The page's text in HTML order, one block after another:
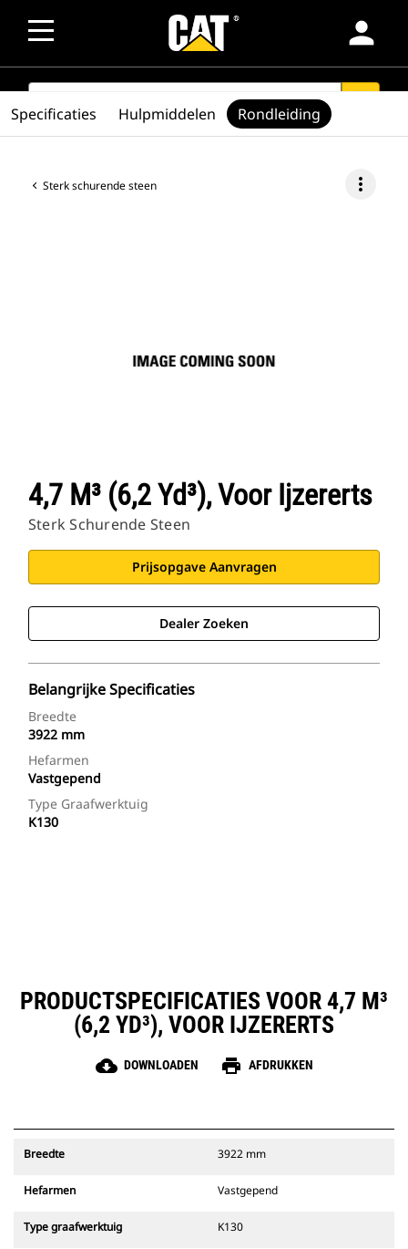
person
SEARCH
Sterk schurende steen more_vert
4,7 M³ (6,2 Yd³), Voor Ijzererts
Sterk Schurende Steen
Prijsopgave Aanvragen
Dealer Zoeken
Belangrijke Specificaties
Breedte
3922 mm
Hefarmen
Vastgepend
Type Graafwerktuig
K130
Specificaties Hulpmiddelen Rondleiding
PRODUCTSPECIFICATIES VOOR 4,7 M³
(6,2 YD³), VOOR IJZERERTS
cloud_download DOWNLOADEN print AFDRUKKEN
Breedte 3922 mm
Hefarmen Vastgepend
Type graafwerktuig K130